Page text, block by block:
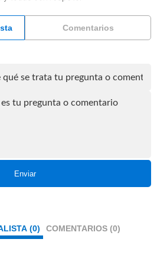
Comentarios
Enviar
(0) COMENTARIOS (0)